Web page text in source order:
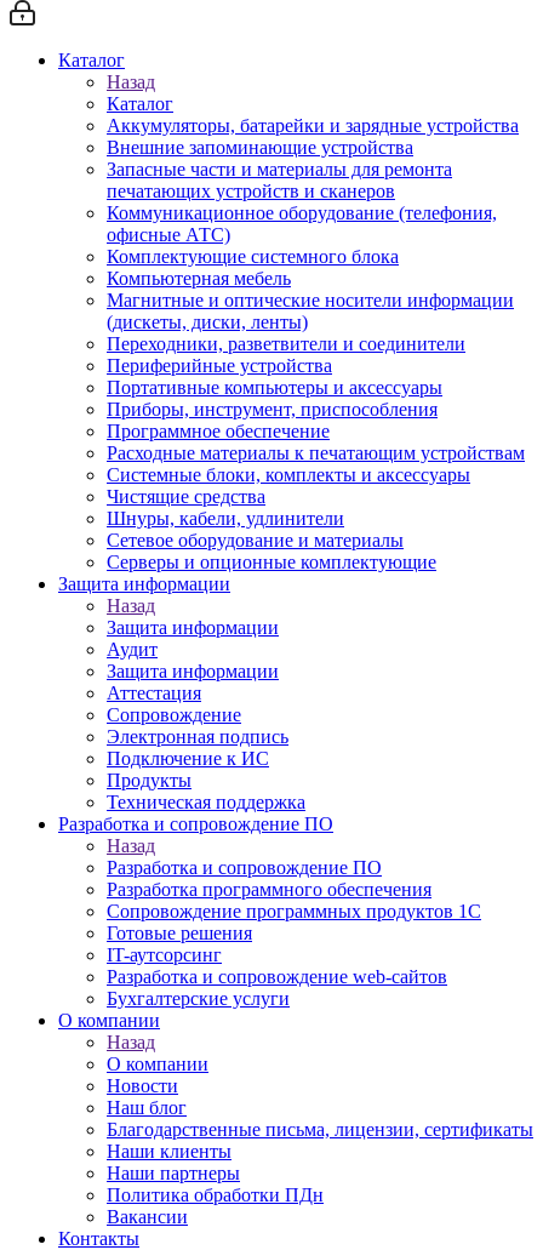
Каталог
Назад
Каталог
Аккумуляторы, батарейки и зарядные устройства
Внешние запоминающие устройства
Запасные части и материалы для ремонта
печатающих устройств и сканеров
Коммуникационное оборудование (телефония,
офисные АТС)
Комплектующие системного блока
Компьютерная мебель
Магнитные и оптические носители информации
(дискеты, диски, ленты)
Переходники, разветвители и соединители
Периферийные устройства
Портативные компьютеры и аксессуары
Приборы, инструмент, приспособления
Программное обеспечение
Расходные материалы к печатающим устройствам
Системные блоки, комплекты и аксессуары
Чистящие средства
Шнуры, кабели, удлинители
Сетевое оборудование и материалы
Серверы и опционные комплектующие
Защита информации
Назад
Защита информации
Аудит
Защита информации
Аттестация
Сопровождение
Электронная подпись
Подключение к ИС
Продукты
Техническая поддержка
Разработка и сопровождение ПО
Назад
Разработка и сопровождение ПО
Разработка программного обеспечения
Сопровождение программных продуктов 1С
Готовые решения
IT-аутсорсинг
Разработка и сопровождение web-сайтов
Бухгалтерские услуги
О компании
Назад
О компании
Новости
Наш блог
Благодарственные письма, лицензии, сертификаты
Наши клиенты
Наши партнеры
Политика обработки ПДн
Вакансии
Контакты